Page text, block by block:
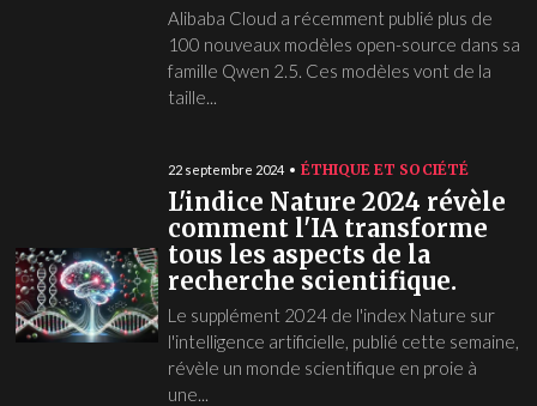
Alibaba Cloud a récemment publié plus de
100 nouveaux modèles open-source dans sa
famille Qwen 2.5. Ces modèles vont de la
taille...
22 septembre 2024 ÉTHIQUE ET SOCIÉTÉ
L'indice Nature 2024 révèle
comment l'IA transforme
tous les aspects de la
recherche scientifique.
Le supplément 2024 de l'index Nature sur
l'intelligence artificielle, publié cette semaine,
révèle un monde scientifique en proie à
une...